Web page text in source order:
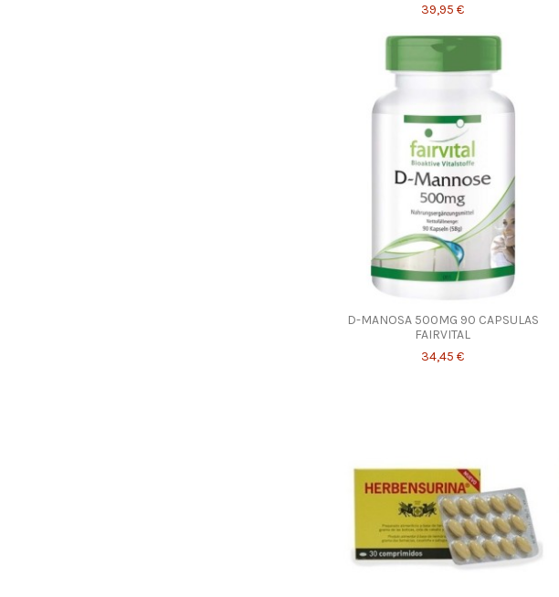
39,95 €
D-MANOSA 500MG 90 CAPSULAS
FAIRVITAL
34,45 €